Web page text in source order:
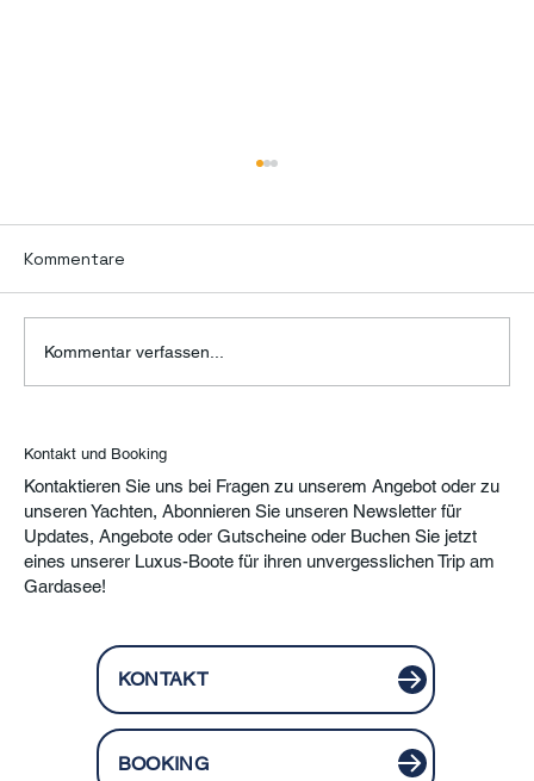
Kontakt und Booking
Kontaktieren Sie uns bei Fragen zu unserem Angebot oder zu
unseren Yachten, Abonnieren Sie unseren Newsletter für
Updates, Angebote oder Gutscheine oder Buchen Sie jetzt
eines unserer Luxus-Boote für ihren unvergesslichen Trip am
Gardasee!
KONTAKT
BOOKING
GARDASEE
Kommentare
Kommentar verfassen...